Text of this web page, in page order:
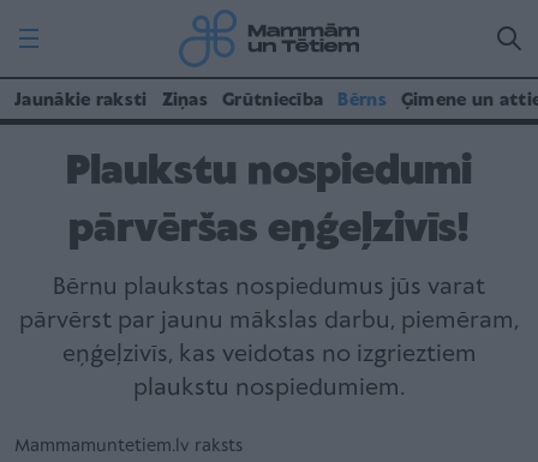
Jaunākie raksti Ziņas Grūtniecība Bērns Ģimene un
Plaukstu nospiedumi
pārvēršas eņģeļzivīs!
Bērnu plaukstas nospiedumus jūs varat
pārvērst par jaunu mākslas darbu, piemēram,
eņģeļzivīs, kas veidotas no izgrieztiem
plaukstu nospiedumiem.
Mammamuntetiem.lv raksts